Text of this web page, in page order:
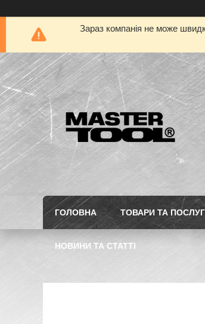
Зараз компанія не може
ГОЛОВНА ТОВАРИ ТА
НОВИНИ ТА СТАТТІ